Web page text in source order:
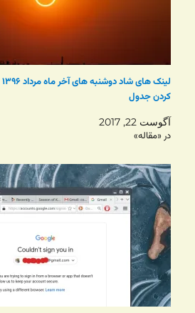
کردن جدول
آگوست 22, 2017
در «مقاله»